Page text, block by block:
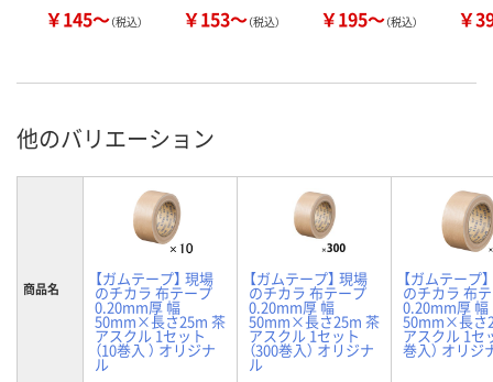
￥145～（税込） ￥153～（税込） ￥195～（税込） ￥
他のバリエーション
商品名 【ガムテープ】 現場
のチカラ 布テープ
0.20mm厚 幅
50mm×長さ25m 茶
アスクル 1セット
（10巻入 ） オリジナ
ル
【ガムテープ】 現場
のチカラ 布テープ
0.20mm厚 幅
50mm×長さ25m 茶
アスクル 1セット
（300巻入） オリジナ
ル
【ガムテープ
のチカラ 布
0.20mm厚 幅
50mm×長さ
アスクル 1セ
巻入） オリジ